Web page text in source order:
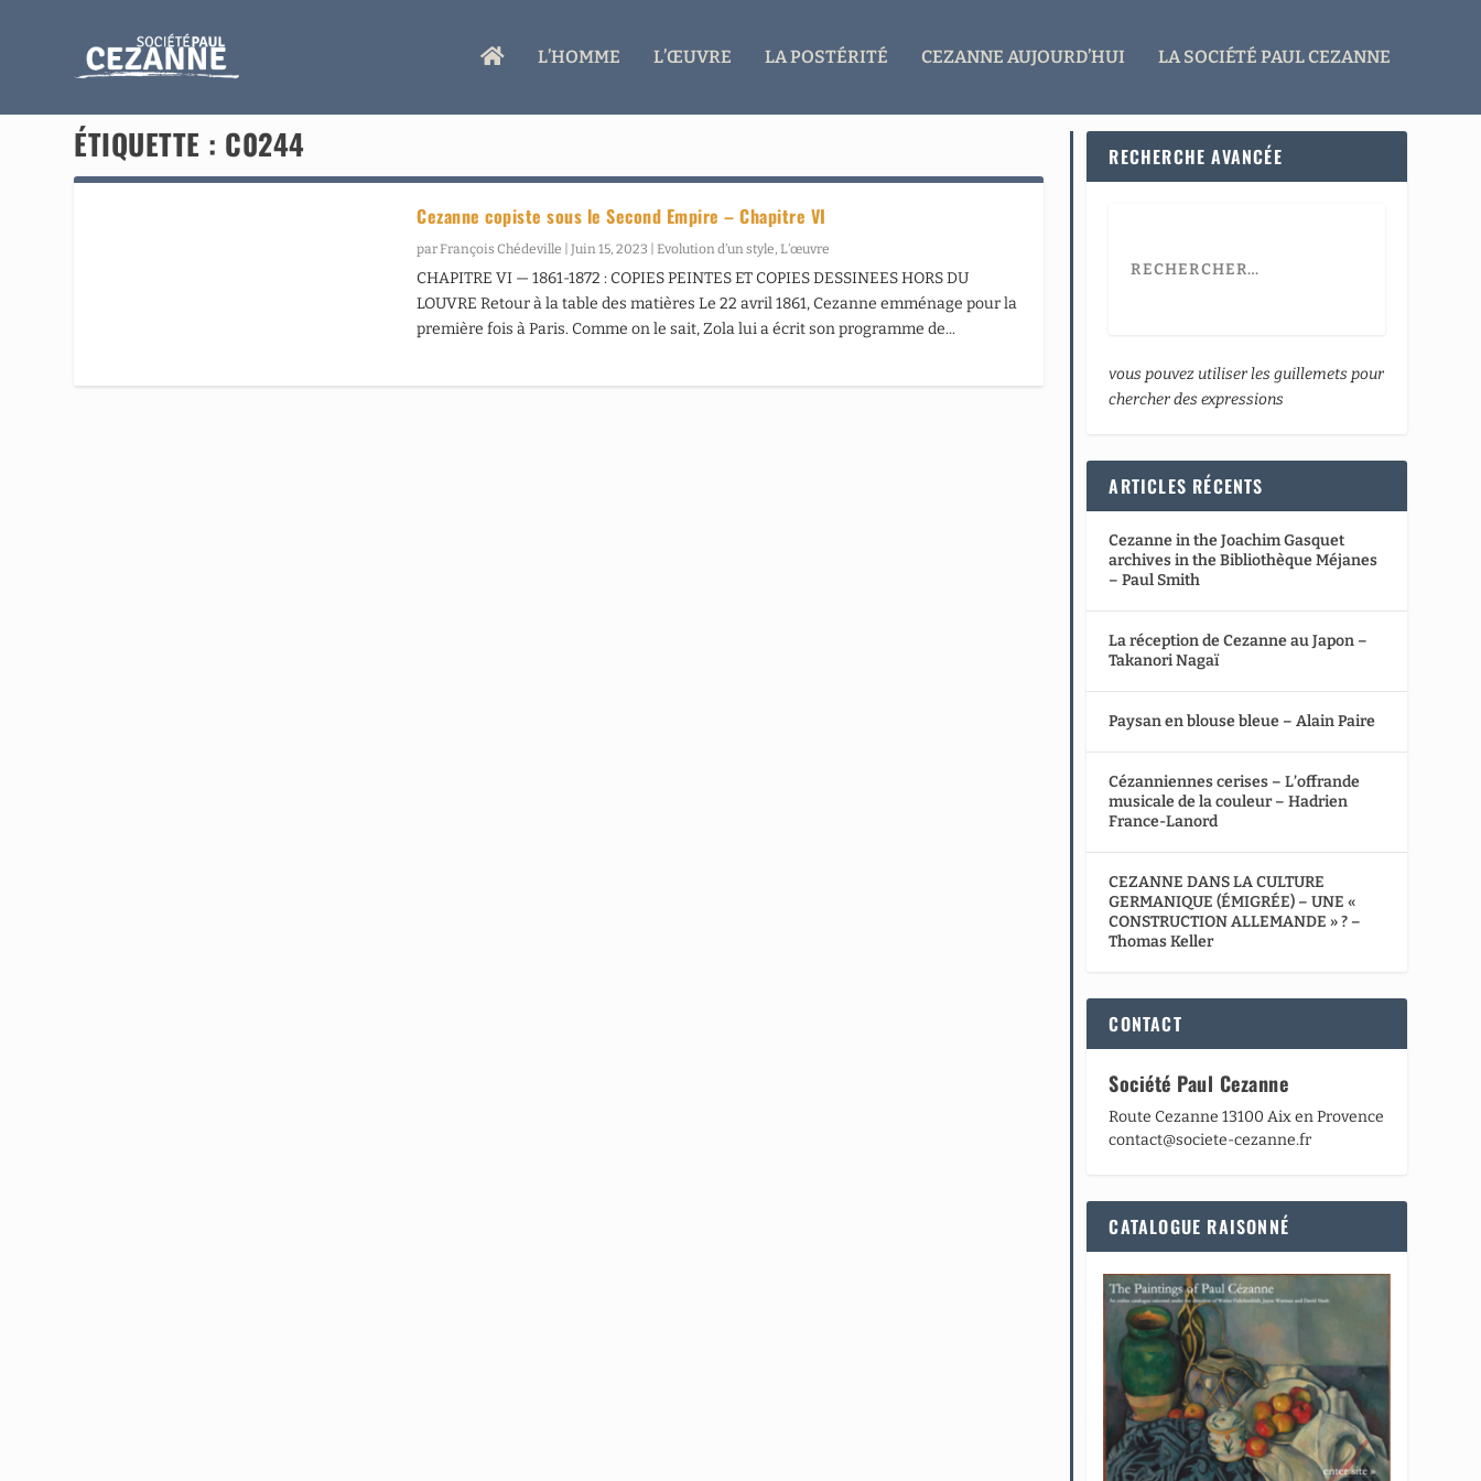
A
L’HOMME L’ŒUVRE LA POSTÉRITÉ CEZANNE AUJOURD’HUI LA SOCIÉTÉ PAUL CEZANNE
ÉTIQUETTE : C0244
Cezanne copiste sous le Second Empire – Chapitre VI
parFrançois Chédeville |Juin 15, 2023 |Evolution d’un style,L’œuvre
CHAPITRE VI — 1861-1872 : COPIES PEINTES ET COPIES DESSINEES HORS DU
LOUVRE Retour à la table des matières Le 22 avril 1861, Cezanne emménage pour la
première fois à Paris. Comme on le sait, Zola lui a écrit son programme de...
RECHERCHE AVANCÉE
vous pouvez utiliser les guillemets pour
chercher des expressions
ARTICLES RÉCENTS
Cezanne in the Joachim Gasquet
archives in the Bibliothèque Méjanes
– Paul Smith
La réception de Cezanne au Japon –
Takanori Nagaï
Paysan en blouse bleue – Alain Paire
Cézanniennes cerises – L’offrande
musicale de la couleur – Hadrien
France-Lanord
CEZANNE DANS LA CULTURE
GERMANIQUE (ÉMIGRÉE) – UNE «
CONSTRUCTION ALLEMANDE » ? –
Thomas Keller
CONTACT
Société Paul Cezanne
Route Cezanne 13100 Aix en Provence
contact@societe-cezanne.fr
CATALOGUE RAISONNÉ